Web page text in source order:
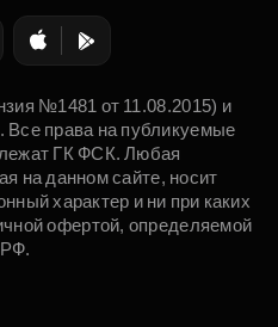
№1481 от 11.08.2015) и
Все права на публикуемые
ГК ФСК. Любая
на данном сайте, носит
характер и ни при каких
офертой, определяемой
РФ.